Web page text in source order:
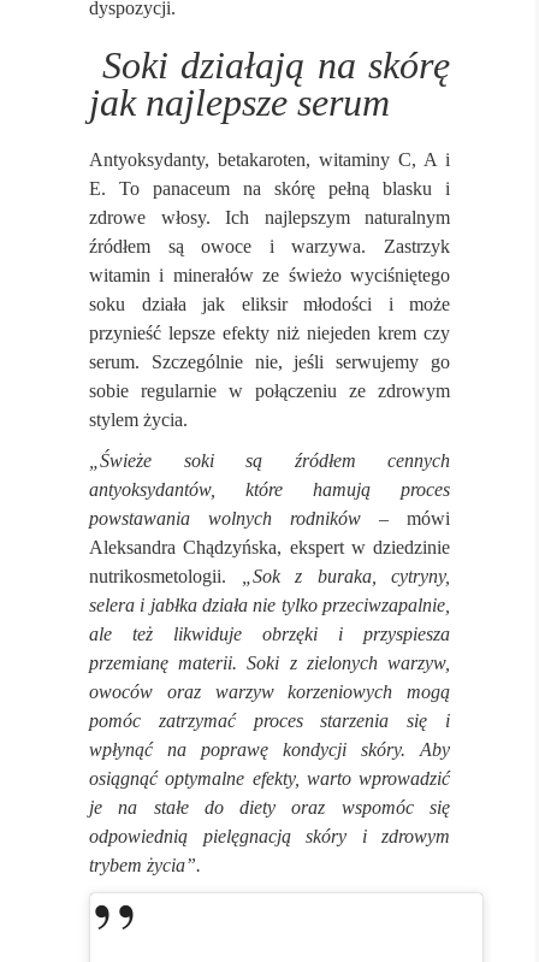
dyspozycji.
Soki działają na skórę
jak najlepsze serum
Antyoksydanty, betakaroten, witaminy C, A i
E. To panaceum na skórę pełną blasku i
zdrowe włosy. Ich najlepszym naturalnym
źródłem są owoce i warzywa. Zastrzyk
witamin i minerałów ze świeżo wyciśniętego
soku działa jak eliksir młodości i może
przynieść lepsze efekty niż niejeden krem czy
serum. Szczególnie nie, jeśli serwujemy go
sobie regularnie w połączeniu ze zdrowym
stylem życia.
„Świeże soki są źródłem cennych
antyoksydantów, które hamują proces
powstawania wolnych rodników – mówi
Aleksandra Chądzyńska, ekspert w dziedzinie
nutrikosmetologii.
„Sok z buraka, cytryny,
selera i jabłka działa nie tylko przeciwzapalnie,
ale też likwiduje obrzęki i przyspiesza
przemianę materii. Soki z zielonych warzyw,
owoców oraz warzyw korzeniowych mogą
pomóc zatrzymać proces starzenia się i
wpłynąć na poprawę kondycji skóry. Aby
osiągnąć optymalne efekty, warto wprowadzić
je na stałe do diety oraz wspomóc się
odpowiednią pielęgnacją skóry i zdrowym
trybem życia”.